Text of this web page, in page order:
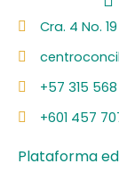
a
c
e
b
o
o
k
Cra. 4 No.
+57 315
+601 457
Plataforma